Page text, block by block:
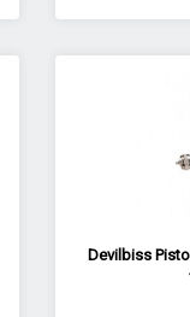
Devilbiss